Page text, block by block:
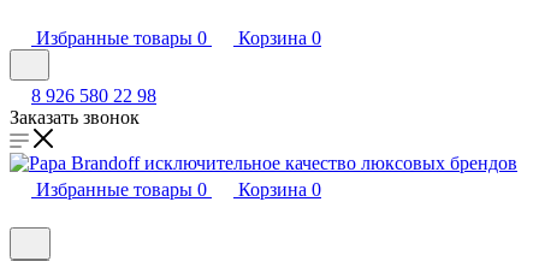
Избранные товары 0 Корзина 0
8 926 580 22 98
Заказать звонок
Избранные товары 0 Корзина 0